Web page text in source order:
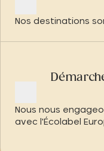
Nos destinations
Nous nous
avec l'Écolabel